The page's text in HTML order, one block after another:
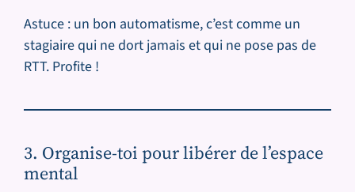
Astuce : un bon automatisme, c’est comme un
stagiaire qui ne dort jamais et qui ne pose pas de
RTT. Profite !
3. Organise-toi pour libérer de l’espace
mental